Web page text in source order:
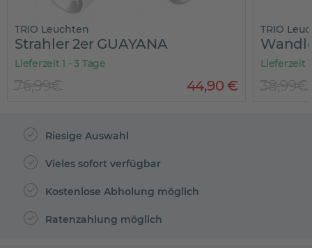
TRIO Leuchten
Strahler 2er GUAYANA
Lieferzeit 1 - 3 Tage
44,90€
76,99€
TRIO
Lieferzeit
38,99€
Riesige Auswahl
Vieles sofort verfügbar
Kostenlose Abholung möglich
Ratenzahlung möglich